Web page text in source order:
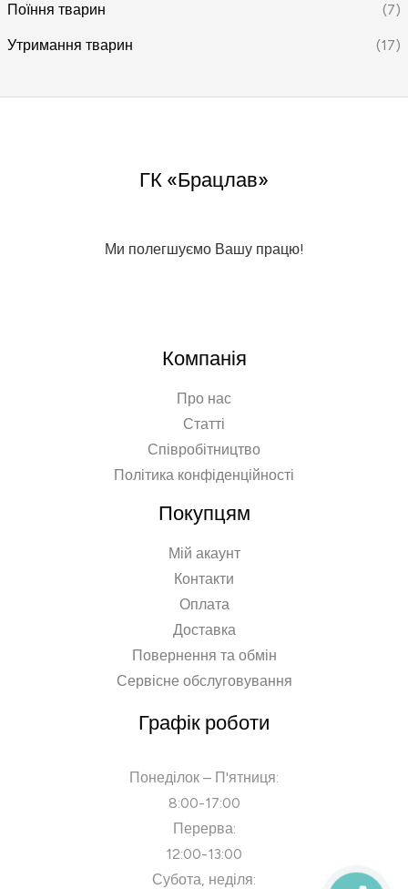
Поїння тварин (7)
Утримання тварин (17)
ГК «Брацлав»
Ми полегшуємо Вашу працю!
Компанія
Про нас
Статті
Співробітництво
Політика конфіденційності
Покупцям
Мій акаунт
Контакти
Оплата
Доставка
Повернення та обмін
Сервісне обслуговування
Графік роботи
Понеділок – П'ятниця:
8:00-17:00
Перерва:
12:00-13:00
Субота, неділя: